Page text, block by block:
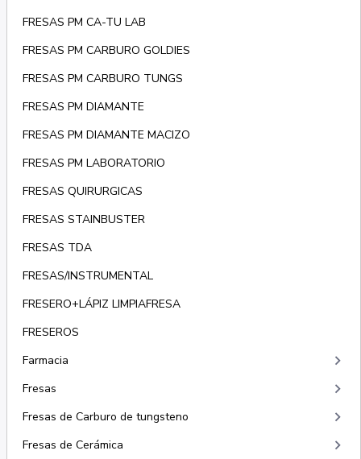
FRESAS PM CA-TU LAB
FRESAS PM CARBURO GOLDIES
FRESAS PM CARBURO TUNGS
FRESAS PM DIAMANTE
FRESAS PM DIAMANTE MACIZO
FRESAS PM LABORATORIO
FRESAS QUIRURGICAS
FRESAS STAINBUSTER
FRESAS TDA
FRESAS/INSTRUMENTAL
FRESERO+LÁPIZ LIMPIAFRESA
FRESEROS
Farmacia
keyboard_arrow_right
Fresas keyboard_arrow_right
Fresas de Carburo de tungsteno keyboard_arrow_right
Fresas de Cerámica keyboard_arrow_right